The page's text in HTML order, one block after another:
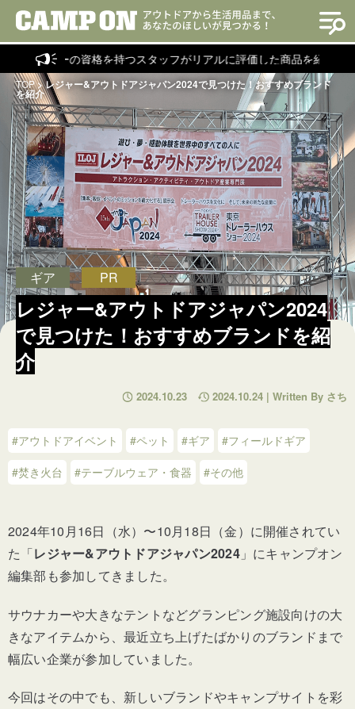
の資格を持つスタッフがリアルに評価した商品を紹介！
TOP>レジャー&アウトドアジャパン2024で見つけた！おすすめブランド
を紹介
ギア PR
レジャー&アウトドアジャパン2024
で見つけた！おすすめブランドを紹
介
2024.10.23 2024.10.24 | Written By さち
#アウトドアイベント #ペット #ギア
#フィールドギア
#焚き火台
#テーブルウェア・食器 #その他
2024年10月16日（水）〜10月18日（金）に開催されてい
た「レジャー&アウトドアジャパン2024」にキャンプオン
編集部も参加してきました。
サウナカーや大きなテントなどグランピング施設向けの大
きなアイテムから、最近立ち上げたばかりのブランドまで
幅広い企業が参加していました。
今回はその中でも、新しいブランドやキャンプサイトを彩